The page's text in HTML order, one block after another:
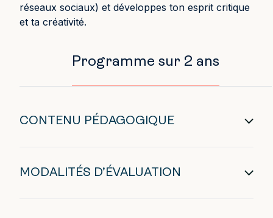
réseaux sociaux) et développes ton esprit critique
et ta créativité.
Programme sur 2 ans
CONTENU PÉDAGOGIQUE
MODALITÉS D’ÉVALUATION